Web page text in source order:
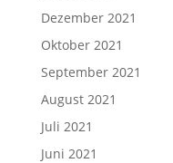
Dezember 2021
Oktober 2021
September 2021
August 2021
Juli 2021
Juni 2021